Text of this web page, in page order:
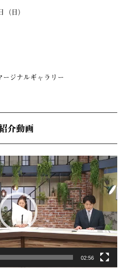
日）
ジナルギャラリー
介動画
02:56